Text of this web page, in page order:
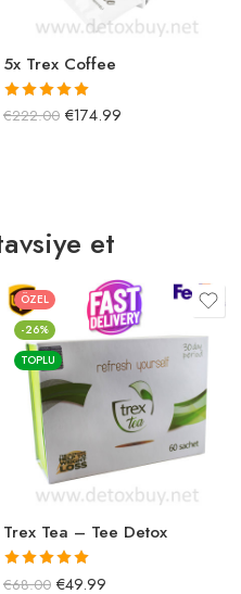
5x Trex Coffee
5 üzerinden
€222.00 €174.99
et
ÖZEL
-26%
TOPLU
Trex Tea – Tee Detox
5 üzerinden
€68.00 €49.99